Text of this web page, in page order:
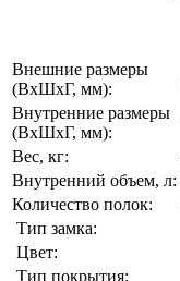
Внешние размеры
(ВхШхГ, мм):
Внутренние размеры
(ВхШхГ, мм):
Вес, кг:
Внутренний объем, л:
Количество полок:
Тип замка:
Цвет:
Тип покрытия: